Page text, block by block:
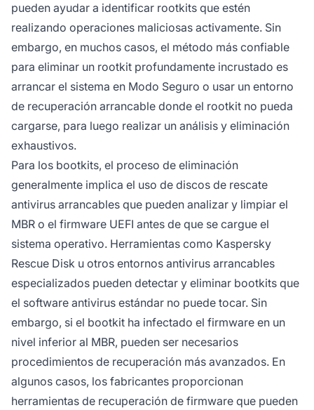
pueden ayudar a identificar rootkits que estén
realizando operaciones maliciosas activamente. Sin
embargo, en muchos casos, el método más confiable
para eliminar un rootkit profundamente incrustado es
arrancar el sistema en Modo Seguro o usar un entorno
de recuperación arrancable donde el rootkit no pueda
cargarse, para luego realizar un análisis y eliminación
exhaustivos.
Para los bootkits, el proceso de eliminación
generalmente implica el uso de discos de rescate
antivirus arrancables que pueden analizar y limpiar el
MBR o el firmware UEFI antes de que se cargue el
sistema operativo. Herramientas como Kaspersky
Rescue Disk u otros entornos antivirus arrancables
especializados pueden detectar y eliminar bootkits que
el software antivirus estándar no puede tocar. Sin
embargo, si el bootkit ha infectado el firmware en un
nivel inferior al MBR, pueden ser necesarios
procedimientos de recuperación más avanzados. En
algunos casos, los fabricantes proporcionan
herramientas de recuperación de firmware que pueden